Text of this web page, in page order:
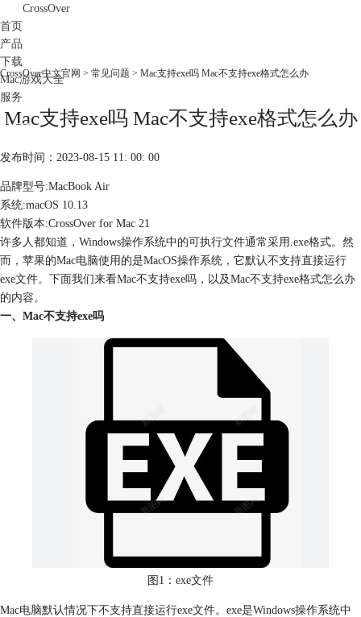
CrossOver
首页
产品
下载
Mac游戏大全
服务
购买
CrossOver中文官网 > 常见问题 > Mac支持exe吗 Mac不支持exe格式怎么办
Mac支持exe吗 Mac不支持exe格式怎么办
发布时间：2023-08-15 11: 00: 00
品牌型号:MacBook Air
系统:macOS 10.13
软件版本:CrossOver for Mac 21
许多人都知道，Windows操作系统中的可执行文件通常采用.exe格式。然
而，苹果的Mac电脑使用的是MacOS操作系统，它默认不支持直接运行
exe文件。下面我们来看Mac不支持exe吗，以及Mac不支持exe格式怎么办
的内容。
一、Mac不支持exe吗
图1：exe文件
Mac电脑默认情况下不支持直接运行exe文件。exe是Windows操作系统中